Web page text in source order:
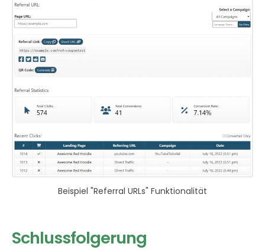
Beispiel "Referral URLs" Funktionalität
Schlussfolgerung